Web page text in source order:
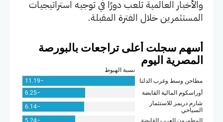
والأخبار العالمية تلعب دورًا في توجيه استراتيجيات
المستثمرين خلال الفترة المقبلة.